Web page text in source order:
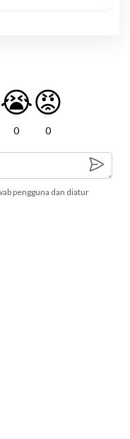
😭
0
😡
0
pengguna dan diatur